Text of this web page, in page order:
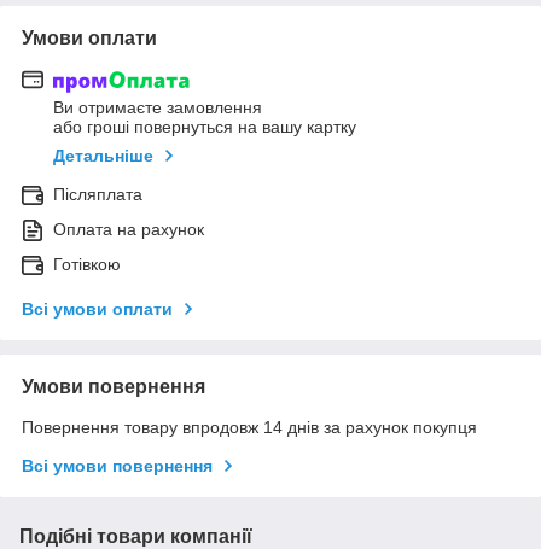
Умови оплати
Ви отримаєте замовлення
або гроші повернуться на вашу картку
Детальніше
Післяплата
Оплата на рахунок
Готівкою
Всі умови оплати
Умови повернення
Повернення товару впродовж 14 днів за рахунок покупця
Всі умови повернення
Подібні товари компанії